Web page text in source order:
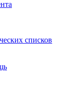
списков